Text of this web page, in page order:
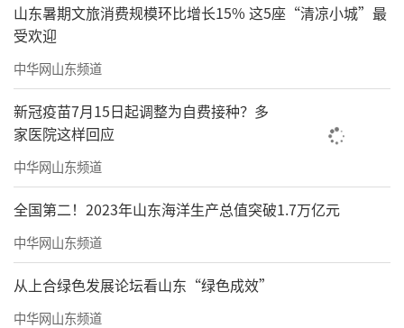
山东暑期文旅消费规模环比增长15% 这5座“清凉小城”最
受欢迎
中华网山东频道
新冠疫苗7月15日起调整为自费接种？多
家医院这样回应
中华网山东频道
全国第二！2023年山东海洋生产总值突破1.7万亿元
中华网山东频道
从上合绿色发展论坛看山东“绿色成效”
中华网山东频道